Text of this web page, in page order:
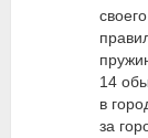
14
в
за